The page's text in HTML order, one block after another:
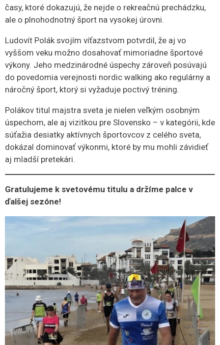
časy, ktoré dokazujú, že nejde o rekreačnú prechádzku,
ale o plnohodnotný šport na vysokej úrovni.
Ludovít Polák svojím víťazstvom potvrdil, že aj vo
vyššom veku možno dosahovať mimoriadne športové
výkony. Jeho medzinárodné úspechy zároveň posúvajú
do povedomia verejnosti nordic walking ako regulárny a
náročný šport, ktorý si vyžaduje poctivý tréning.
Polákov titul majstra sveta je nielen veľkým osobným
úspechom, ale aj vizitkou pre Slovensko – v kategórii, kde
súťažia desiatky aktívnych športovcov z celého sveta,
dokázal dominovať výkonmi, ktoré by mu mohli závidieť
aj mladší pretekári.
Gratulujeme k svetovému titulu a držíme palce v
ďalšej sezóne!